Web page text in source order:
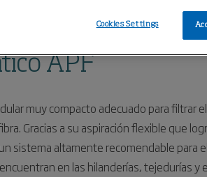
Automático APF
APF
muy compacto adecuado para filtrar
Gracias a su aspiración flexible que
sistema altamente recomendable para
en las hilanderías, tejedurías y
Cookies Settings